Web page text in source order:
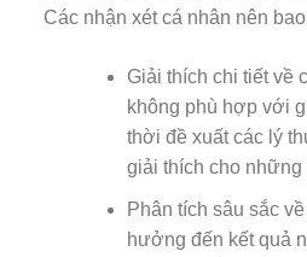
Các nhận xét cá nhân nên
Giải thích chi tiết về
không phù hợp với
thời đề xuất các lý
giải thích cho những
Phân tích sâu sắc
hưởng đến kết quả